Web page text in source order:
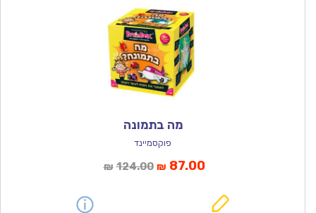
מה בתמונה
פוקסמיינד
₪ 124.00המחיר
₪ 87.00המחיר
הוא: